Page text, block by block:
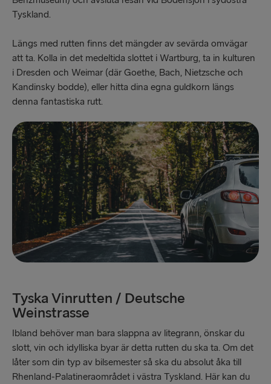
Tyskland.
Längs med rutten finns det mängder av sevärda omvägar
att ta. Kolla in det medeltida slottet i Wartburg, ta in kulturen
i Dresden och Weimar (där Goethe, Bach, Nietzsche och
Kandinsky bodde), eller hitta dina egna guldkorn längs
denna fantastiska rutt.
Tyska Vinrutten / Deutsche
Weinstrasse
Ibland behöver man bara slappna av litegrann, önskar du
slott, vin och idylliska byar är detta rutten du ska ta. Om det
låter som din typ av bilsemester så ska du absolut åka till
Rhenland-Palatineraområdet i västra Tyskland. Här kan du